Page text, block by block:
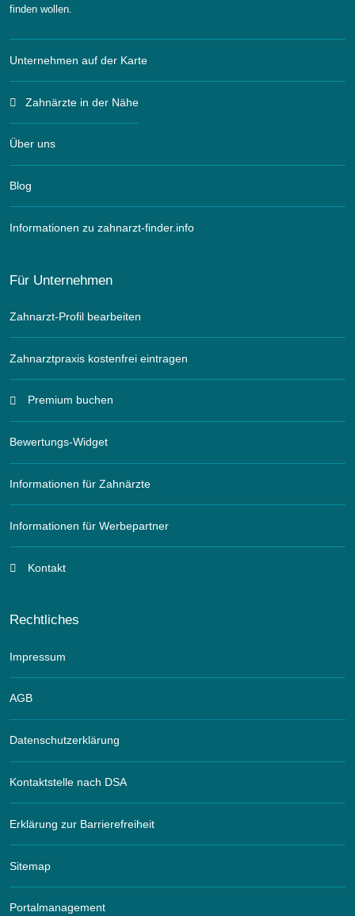
finden wollen.
Unternehmen auf der Karte
Zahnärzte in der Nähe
Über uns
Blog
Informationen zu zahnarzt-finder.info
Für Unternehmen
Zahnarzt-Profil bearbeiten
Zahnarztpraxis kostenfrei eintragen
Premium buchen
Bewertungs-Widget
Informationen für Zahnärzte
Informationen für Werbepartner
Kontakt
Rechtliches
Impressum
AGB
Datenschutzerklärung
Kontaktstelle nach DSA
Erklärung zur Barrierefreiheit
Sitemap
Portalmanagement